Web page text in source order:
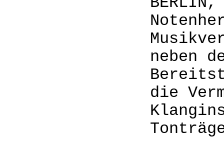
neben
die